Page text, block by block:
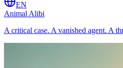
EN
Animal Alibi
A critical case. A vanished agent. A